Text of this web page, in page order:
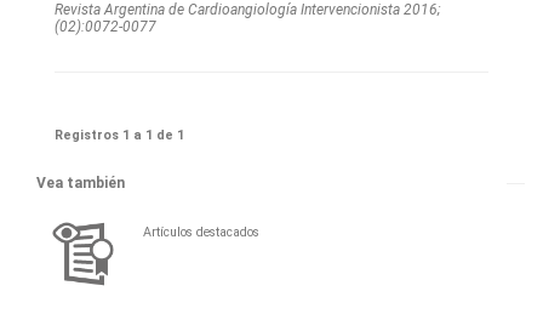
Revista Argentina de Cardioangiologí­a Intervencionista 2016;
(02):0072-0077
Registros 1 a 1 de 1
Vea también
Artículos destacados